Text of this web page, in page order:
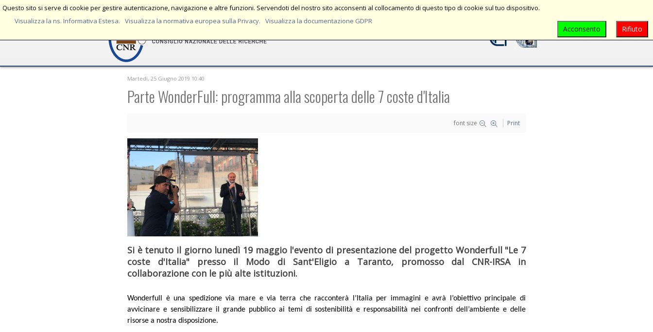
Home Istituto Aree Tematiche Ricerca Progetti News Eventi
Martedì, 25 Giugno 2019 10:40
Parte WonderFull: programma alla scoperta delle 7 coste d'Italia
font size Print
Si è tenuto il giorno lunedì 19 maggio l'evento di presentazione del progetto Wonderfull "Le 7
coste d'Italia" presso il Modo di Sant'Eligio a Taranto, promosso dal CNR-IRSA in
collaborazione con le più alte istituzioni.
Wonderfull è una spedizione via mare e via terra che racconterà l’Italia per immagini e avrà l’obiettivo principale di
avvicinare e sensibilizzare il grande pubblico ai temi di sostenibilità e responsabilità nei confronti dell’ambiente e delle
risorse a nostra disposizione.
Questo sito si serve di cookie per gestire autenticazione, navigazione e altre funzioni. Servendoti del nostro sito acconsenti al collocamento di questo tipo di cookie sul tuo dispositivo.
Visualizza la ns. Informativa Estesa.
Visualizza la normativa europea sulla Privacy. Visualizza la documentazione GDPR
Rifiuto
Acconsento